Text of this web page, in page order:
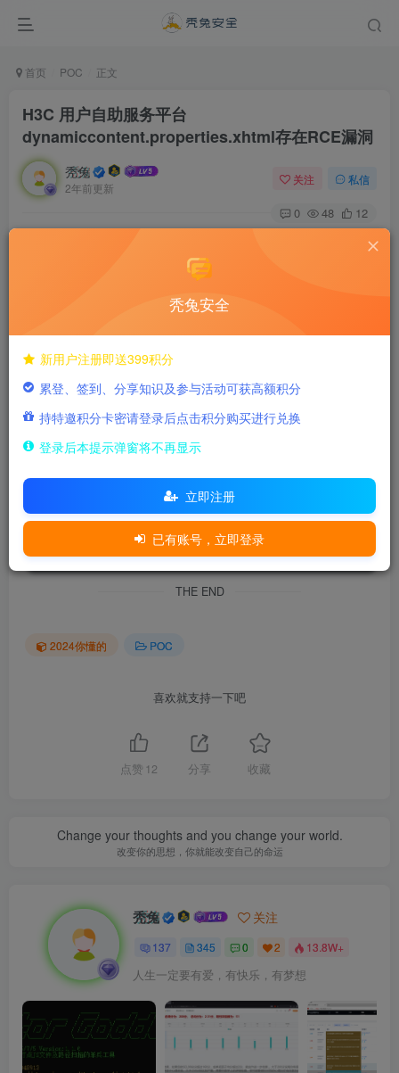
首页 POC 正文
H3C 用户自助服务平台
dynamiccontent.properties.xhtml存在RCE漏洞
秃兔
2年前更新
关注 私信
0 48 12
隐藏内容，请登录后查看
©版权声明
H3C 用户自助服务平台
dynamiccontent.properties.xhtml
存在RCE漏洞_秃兔安全
https://www.tutusec.com/786.html
THE END
2024你懂的 POC
喜欢就支持一下吧
点赞 12 分享 收藏
Change your thoughts and you change your world.
改变你的思想，你就能改变自己的命运
秃兔 关注
137 345 0 2 13.8W+
人生一定要有爱，有快乐，有梦想
秃兔安全
新用户注册即送399积分
累登、签到、分享知识及参与活动可获高额积分
持特邀积分卡密请登录后点击积分购买进行兑换
登录后本提示弹窗将不再显示
立即注册
已有账号，立即登录